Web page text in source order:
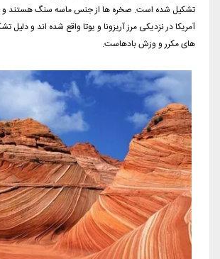
تشکیل شده است. صخره ها از جنس ماسه سنگ هستند و
آمریکا در نزدیکی مرز آریزونا و یوتا واقع شده اند و دلیل
های مکرر و وزش بادهاست.